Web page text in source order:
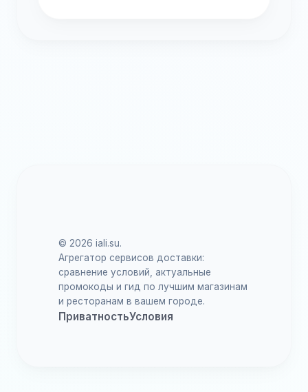
© 2026 iali.su.
Агрегатор сервисов доставки:
сравнение условий, актуальные
промокоды и гид по лучшим магазинам
и ресторанам в вашем городе.
ПриватностьУсловия